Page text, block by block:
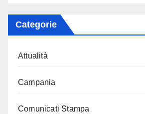
Categorie
Attualità
Campania
Comunicati Stampa